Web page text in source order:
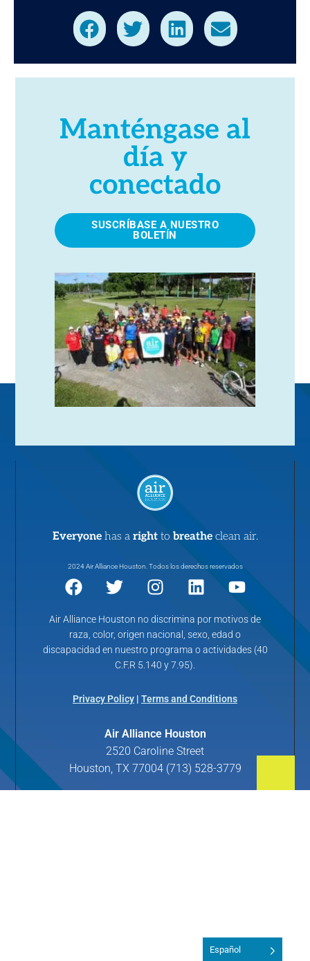
Manténgase al
día y
conectado
SUSCRÍBASE A NUESTRO
BOLETÍN
Everyone has a right to breathe clean air.
2024 Air Alliance Houston. Todos los derechos reservados
Air Alliance Houston no discrimina por motivos de
raza, color, origen nacional, sexo, edad o
discapacidad en nuestro programa o actividades (40
C.F.R 5.140 y 7.95).
Privacy Policy | Terms and Conditions
Air Alliance Houston
2520 Caroline Street
Houston, TX 77004 (713) 528-3779
Español